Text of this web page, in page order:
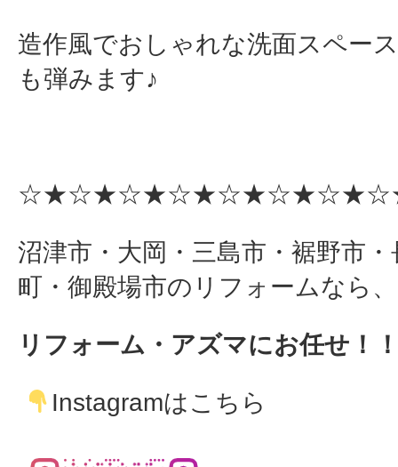
造作風でおしゃれな洗面スペー
も弾みます♪
沼津市・大岡・三島市・裾野市
町・御殿場市のリフォームなら、
リフォーム・アズマにお任せ！
Instagramはこちら